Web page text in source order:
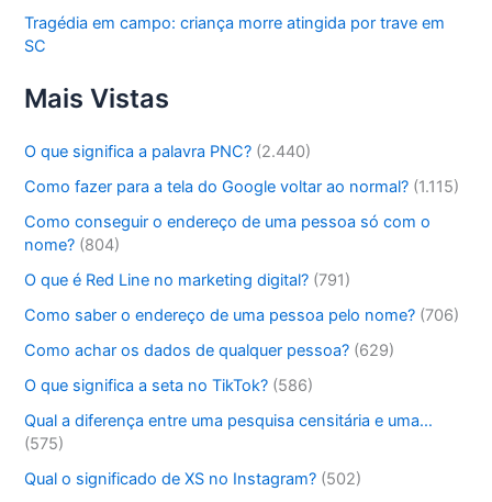
Tragédia em campo: criança morre atingida por trave em
SC
Mais Vistas
O que significa a palavra PNC? (2.440)
Como fazer para a tela do Google voltar ao normal? (1.115)
Como conseguir o endereço de uma pessoa só com o
nome? (804)
O que é Red Line no marketing digital? (791)
Como saber o endereço de uma pessoa pelo nome? (706)
Como achar os dados de qualquer pessoa? (629)
O que significa a seta no TikTok? (586)
Qual a diferença entre uma pesquisa censitária e uma…
(575)
Qual o significado de XS no Instagram? (502)